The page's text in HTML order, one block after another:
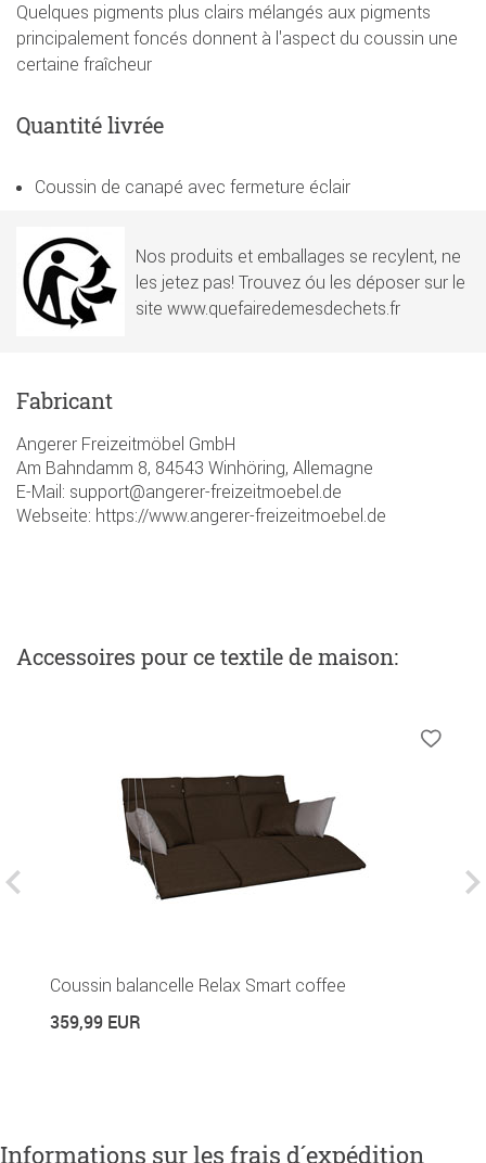
Quelques pigments plus clairs mélangés aux pigments
principalement foncés donnent à l'aspect du coussin une
certaine fraîcheur
Quantité livrée
Coussin de canapé avec fermeture éclair
Nos produits et emballages se recylent, ne
les jetez pas! Trouvez óu les déposer sur le
site www.quefairedemesdechets.fr
Fabricant
Angerer Freizeitmöbel GmbH
Am Bahndamm 8, 84543 Winhöring, Allemagne
E-Mail: support@angerer-freizeitmoebel.de
Webseite: https://www.angerer-freizeitmoebel.de
Accessoires pour ce textile de maison:
Coussin balancelle Relax Smart coffee
359,99 EUR
Informations sur les frais d´expédition